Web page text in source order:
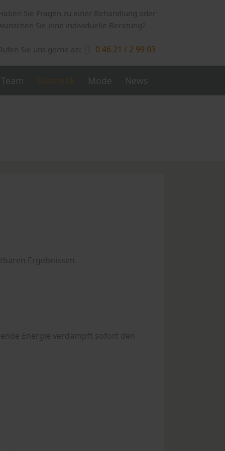
Sie Fragen zu einer Behandlung oder
Sie eine individuelle Beratung?
Sie uns gerne an:
0 46 21 / 2 99 03
Team Mode News
Ergebnissen.
Energie verdampft sofort den